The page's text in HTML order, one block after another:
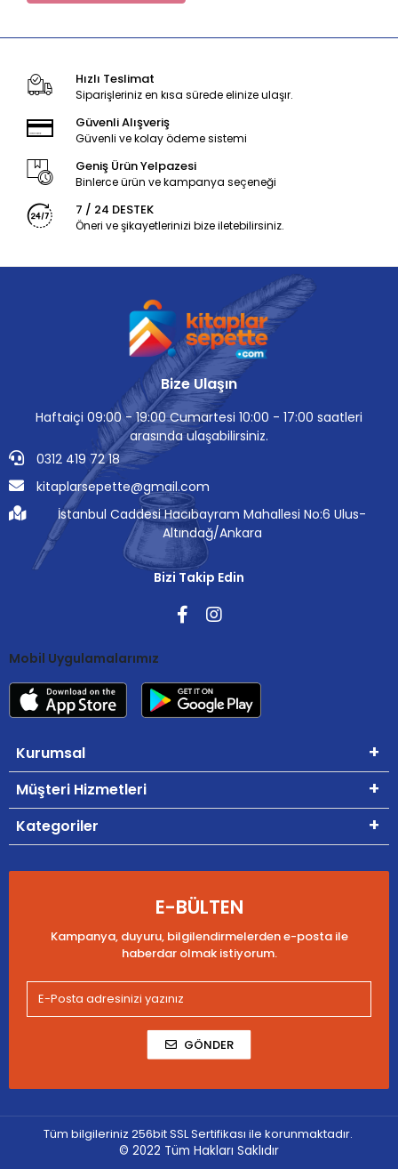
Hızlı Teslimat
Siparişleriniz en kısa sürede elinize ulaşır.
Güvenli Alışveriş
Güvenli ve kolay ödeme sistemi
Geniş Ürün Yelpazesi
Binlerce ürün ve kampanya seçeneği
7 / 24 DESTEK
Öneri ve şikayetlerinizi bize iletebilirsiniz.
Bize Ulaşın
Haftaiçi 09:00 - 19:00 Cumartesi 10:00 - 17:00 saatleri
arasında ulaşabilirsiniz.
0312 419 72 18
kitaplarsepette@gmail.com
İstanbul Caddesi Hacıbayram Mahallesi No:6 Ulus-
Altındağ/Ankara
Bizi Takip Edin
Mobil Uygulamalarımız
Kurumsal
Müşteri Hizmetleri
Kategoriler
E-BÜLTEN
Kampanya, duyuru, bilgilendirmelerden e-posta ile
haberdar olmak istiyorum.
GÖNDER
Tüm bilgileriniz 256bit SSL Sertifikası ile korunmaktadır.
© 2022 Tüm Hakları Saklıdır